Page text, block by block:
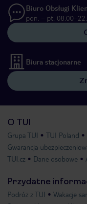
Biuro Obsługi
pon. – pt.
Biura stacjonarne
O TUI
Grupa TUI TUI Poland
Gwarancja
TUI.cz
Dane osobowe
Przydatne
Podróż z TUI Wakacje